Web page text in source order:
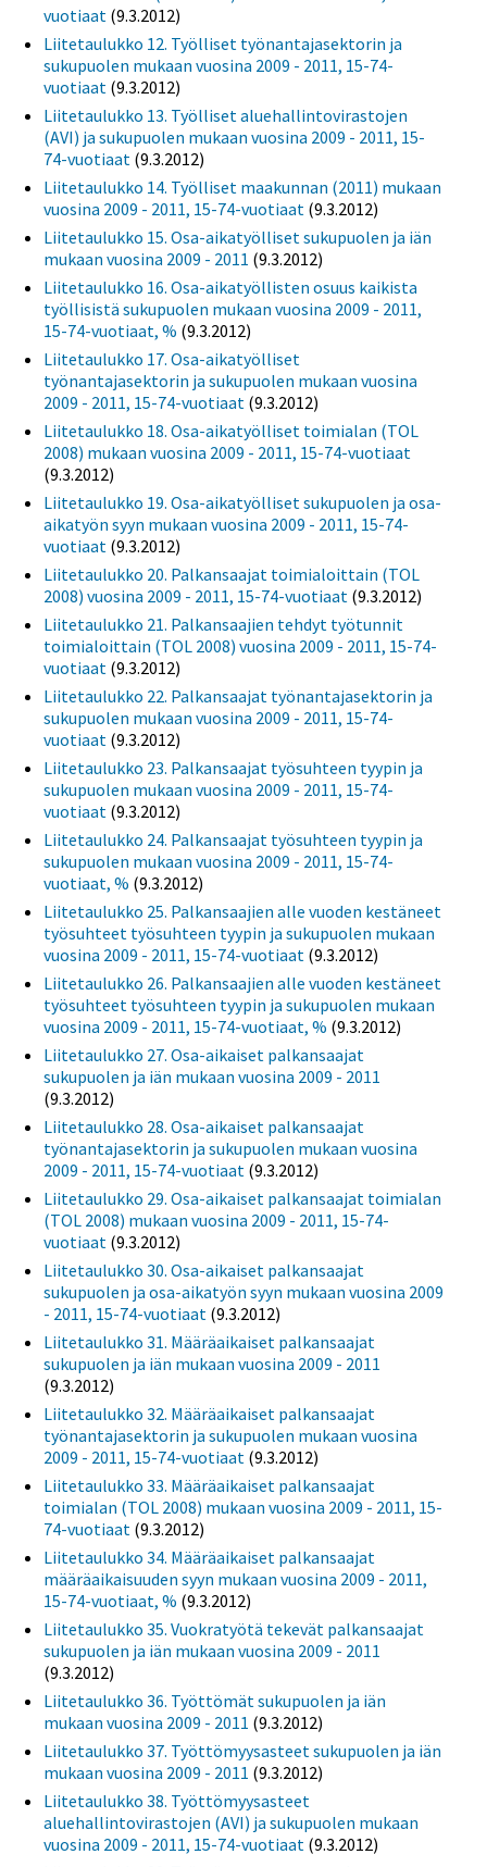
vuotiaat (9.3.2012)
Liitetaulukko 12. Työlliset työnantajasektorin ja
sukupuolen mukaan vuosina 2009 - 2011, 15-74-
vuotiaat (9.3.2012)
Liitetaulukko 13. Työlliset aluehallintovirastojen
(AVI) ja sukupuolen mukaan vuosina 2009 - 2011, 15-
74-vuotiaat (9.3.2012)
Liitetaulukko 14. Työlliset maakunnan (2011) mukaan
vuosina 2009 - 2011, 15-74-vuotiaat (9.3.2012)
Liitetaulukko 15. Osa-aikatyölliset sukupuolen ja iän
mukaan vuosina 2009 - 2011 (9.3.2012)
Liitetaulukko 16. Osa-aikatyöllisten osuus kaikista
työllisistä sukupuolen mukaan vuosina 2009 - 2011,
15-74-vuotiaat, % (9.3.2012)
Liitetaulukko 17. Osa-aikatyölliset
työnantajasektorin ja sukupuolen mukaan vuosina
2009 - 2011, 15-74-vuotiaat (9.3.2012)
Liitetaulukko 18. Osa-aikatyölliset toimialan (TOL
2008) mukaan vuosina 2009 - 2011, 15-74-vuotiaat
(9.3.2012)
Liitetaulukko 19. Osa-aikatyölliset sukupuolen ja osa-
aikatyön syyn mukaan vuosina 2009 - 2011, 15-74-
vuotiaat (9.3.2012)
Liitetaulukko 20. Palkansaajat toimialoittain (TOL
2008) vuosina 2009 - 2011, 15-74-vuotiaat (9.3.2012)
Liitetaulukko 21. Palkansaajien tehdyt työtunnit
toimialoittain (TOL 2008) vuosina 2009 - 2011, 15-74-
vuotiaat (9.3.2012)
Liitetaulukko 22. Palkansaajat työnantajasektorin ja
sukupuolen mukaan vuosina 2009 - 2011, 15-74-
vuotiaat (9.3.2012)
Liitetaulukko 23. Palkansaajat työsuhteen tyypin ja
sukupuolen mukaan vuosina 2009 - 2011, 15-74-
vuotiaat (9.3.2012)
Liitetaulukko 24. Palkansaajat työsuhteen tyypin ja
sukupuolen mukaan vuosina 2009 - 2011, 15-74-
vuotiaat, % (9.3.2012)
Liitetaulukko 25. Palkansaajien alle vuoden kestäneet
työsuhteet työsuhteen tyypin ja sukupuolen mukaan
vuosina 2009 - 2011, 15-74-vuotiaat (9.3.2012)
Liitetaulukko 26. Palkansaajien alle vuoden kestäneet
työsuhteet työsuhteen tyypin ja sukupuolen mukaan
vuosina 2009 - 2011, 15-74-vuotiaat, % (9.3.2012)
Liitetaulukko 27. Osa-aikaiset palkansaajat
sukupuolen ja iän mukaan vuosina 2009 - 2011
(9.3.2012)
Liitetaulukko 28. Osa-aikaiset palkansaajat
työnantajasektorin ja sukupuolen mukaan vuosina
2009 - 2011, 15-74-vuotiaat (9.3.2012)
Liitetaulukko 29. Osa-aikaiset palkansaajat toimialan
(TOL 2008) mukaan vuosina 2009 - 2011, 15-74-
vuotiaat (9.3.2012)
Liitetaulukko 30. Osa-aikaiset palkansaajat
sukupuolen ja osa-aikatyön syyn mukaan vuosina 2009
- 2011, 15-74-vuotiaat (9.3.2012)
Liitetaulukko 31. Määräaikaiset palkansaajat
sukupuolen ja iän mukaan vuosina 2009 - 2011
(9.3.2012)
Liitetaulukko 32. Määräaikaiset palkansaajat
työnantajasektorin ja sukupuolen mukaan vuosina
2009 - 2011, 15-74-vuotiaat (9.3.2012)
Liitetaulukko 33. Määräaikaiset palkansaajat
toimialan (TOL 2008) mukaan vuosina 2009 - 2011, 15-
74-vuotiaat (9.3.2012)
Liitetaulukko 34. Määräaikaiset palkansaajat
määräaikaisuuden syyn mukaan vuosina 2009 - 2011,
15-74-vuotiaat, % (9.3.2012)
Liitetaulukko 35. Vuokratyötä tekevät palkansaajat
sukupuolen ja iän mukaan vuosina 2009 - 2011
(9.3.2012)
Liitetaulukko 36. Työttömät sukupuolen ja iän
mukaan vuosina 2009 - 2011 (9.3.2012)
Liitetaulukko 37. Työttömyysasteet sukupuolen ja iän
mukaan vuosina 2009 - 2011 (9.3.2012)
Liitetaulukko 38. Työttömyysasteet
aluehallintovirastojen (AVI) ja sukupuolen mukaan
vuosina 2009 - 2011, 15-74-vuotiaat (9.3.2012)